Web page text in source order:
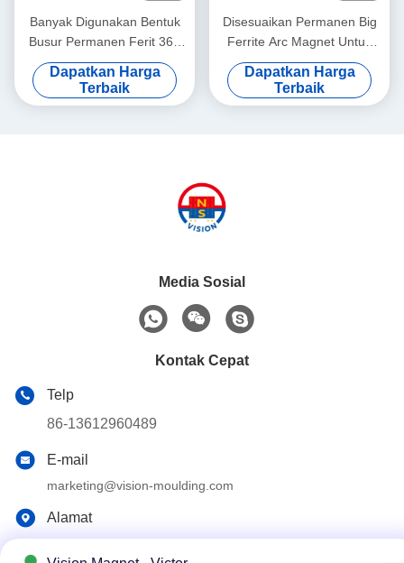
Banyak Digunakan Bentuk
Busur Permanen Ferit 360
Magnet Untuk Motor PMDC
Dapatkan Harga
Terbaik
Disesuaikan Permanen Big
Ferrite Arc Magnet Untuk
Pompa Udara 52.12 * 50.18
* 7.27 mm
Dapatkan Harga
Terbaik
Media Sosial
Kontak Cepat
Telp
86-13612960489
E-mail
marketing@vision-moulding.com
Alamat
3/F, Bldg F, Hui Hong Industrial Park, desa JinXiaoTang,
Kota Fenggang, Kota Dongguan, Provinsi Guangdong,